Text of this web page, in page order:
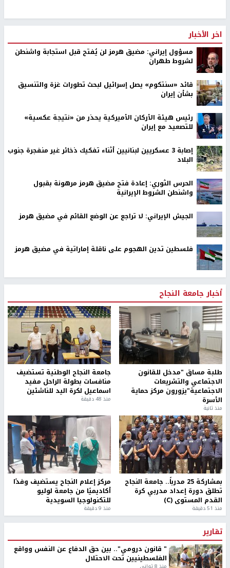
اخر الأخبار
مسؤول إيراني: مضيق هرمز لن يُفتح قبل استجابة واشنطن
لشروط طهران
قائد «سنتكوم» يصل إسرائيل لبحث تطورات غزة والتنسيق
بشأن إيران
رئيس هيئة الأركان الأميركية يحذر من «نتيجة عكسية»
للتصعيد مع إيران
إصابة 3 عسكريين لبنانيين أثناء تفكيك ذخائر غير منفجرة جنوب
البلاد
الحرس الثوري: إعادة فتح مضيق هرمز مرهونة بقبول
واشنطن الشروط الإيرانية
الجيش الإيراني: لا تراجع عن الوضع القائم في مضيق هرمز
فلسطين تدين الهجوم على ناقلة إماراتية في مضيق هرمز
أخبار جامعة النجاح
طلبة مساق "مدخل للقانون
الاجتماعي والتشريعات
الاجتماعية"يزورون مركز حماية
الأسرة
منذ ثانية
جامعة النجاح الوطنية تستضيف
منافسات بطولة الراحل مفيد
اسماعيل لكرة اليد للناشئين
منذ 48 دقيقة
بمشاركة 25 مدرباً.. جامعة النجاح
تطلق دورة إعداد مدربي كرة
القدم المستوى (C)
منذ 51 دقيقة
مركز إعلام النجاح يستضيف وفدًا
أكاديميًا من جامعة لوليو
للتكنولوجيا السويدية
منذ 9 دقيقة
تقارير
" قانون درومي".. بين حق الدفاع عن النفس وواقع
الفلسطينيين تحت الاحتلال
منذ 8 ثواني